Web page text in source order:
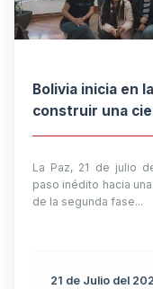
Bolivia inicia en
construir una
La Paz, 21 de julio
paso inédito hacia
de la segunda fase...
21 de Julio del